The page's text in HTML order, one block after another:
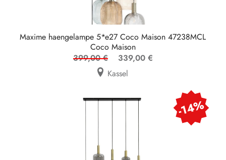
Maxime haengelampe 5*e27 Coco Maison 47238MCL
Coco Maison
399,00 €
339,00 €
Kassel
-14%